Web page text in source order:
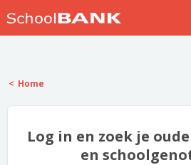
Help
Home
Log in en zoek je
en